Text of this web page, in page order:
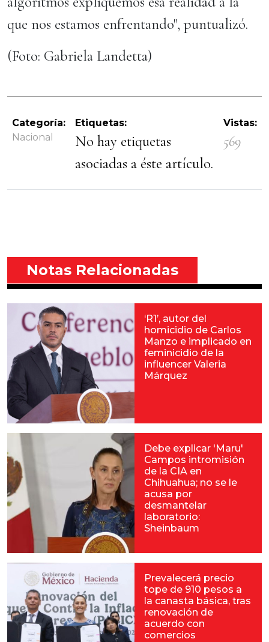
que nos estamos enfrentando", puntualizó.
(Foto: Gabriela Landetta)
Categoría:
Nacional
Etiquetas:
No hay etiquetas
asociadas a éste artículo.
Vistas:
569
Notas Relacionadas
‘R1’, autor del
homicidio de Carlos
Manzo e implicado en
feminicidio de la
influencer Valeria
Márquez
Debe explicar 'Maru'
Campos intromisión
de la CIA en
Chihuahua; no se le
acusa por
desmantelar
laboratorio:
Sheinbaum
Prevalecerá precio
tope de 910 pesos a
la canasta básica, tras
renovación de
acuerdo con
comercios